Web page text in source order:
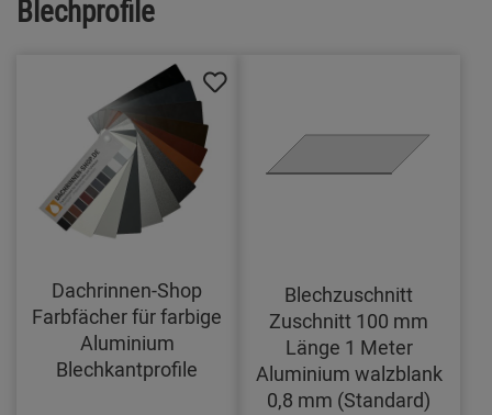
Blechprofile
Dachrinnen-Shop
Farbfächer für farbige
Aluminium
Blechkantprofile
Blechzuschnitt
Zuschnitt 100 mm
Länge 1 Meter
Aluminium walzblank
0,8 mm (Standard)